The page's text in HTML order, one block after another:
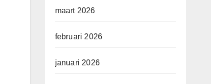
maart 2026
februari 2026
januari 2026